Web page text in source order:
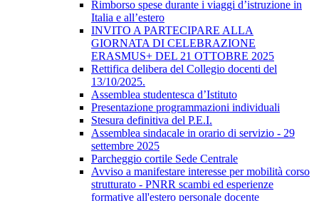
Rimborso spese durante i viaggi d’istruzione in
Italia e all’estero
INVITO A PARTECIPARE ALLA
GIORNATA DI CELEBRAZIONE
ERASMUS+ DEL 21 OTTOBRE 2025
Rettifica delibera del Collegio docenti del
13/10/2025.
Assemblea studentesca d’Istituto
Presentazione programmazioni individuali
Stesura definitiva del P.E.I.
Assemblea sindacale in orario di servizio - 29
settembre 2025
Parcheggio cortile Sede Centrale
Avviso a manifestare interesse per mobilità corso
strutturato - PNRR scambi ed esperienze
formative all'estero personale docente